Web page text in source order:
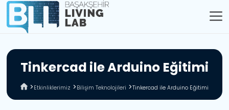
Tinkercad ileArduino Eğitimi
Etkinliklerimiz Bilişim Teknolojileri Tinkercad ile Arduino Eğitimi